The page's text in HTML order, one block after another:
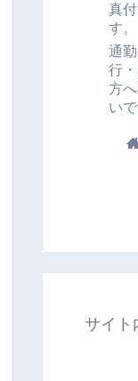
真
す。
通
行
方
いで